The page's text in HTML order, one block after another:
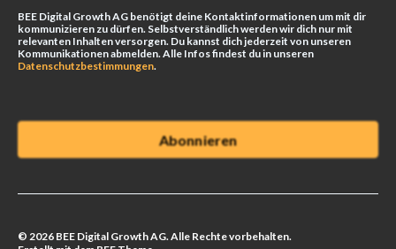
BEE Digital Growth AG benötigt deine Kontaktinformationen um mit dir
kommunizieren zu dürfen. Selbstverständlich werden wir dich nur mit
relevanten Inhalten versorgen. Du kannst dich jederzeit von unseren
Kommunikationen abmelden. Alle Infos findest du in unseren
Datenschutzbestimmungen.
© 2026 BEE Digital Growth AG. Alle Rechte vorbehalten.